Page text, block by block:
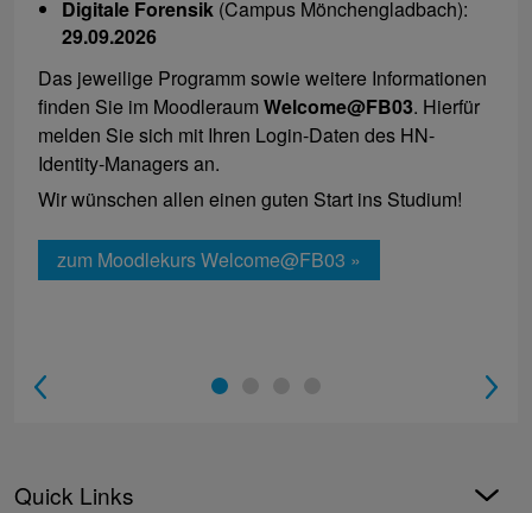
Digitale Forensik (Campus Mönchengladbach):
29.09.2026
Das jeweilige Programm sowie weitere Informationen
finden Sie im Moodleraum Welcome@FB03. Hierfür
melden Sie sich mit Ihren Login-Daten des HN-
Identity-Managers an.
Wir wünschen allen einen guten Start ins Studium!
zum Moodlekurs Welcome@FB03 »
1
Quick Links